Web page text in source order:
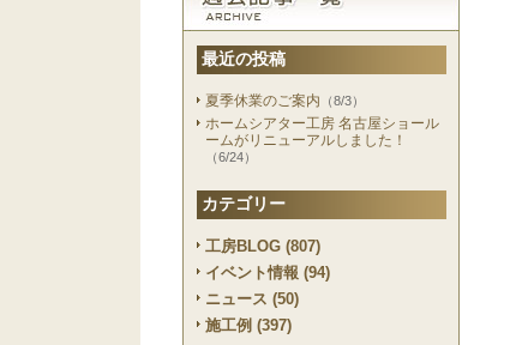
最近の投稿
夏季休業のご案内 （8/3）
ホームシアター工房 名古屋ショール
ームがリニューアルしました！
（6/24）
カテゴリー
工房BLOG (807)
イベント情報 (94)
ニュース (50)
施工例 (397)